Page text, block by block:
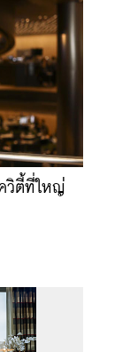
วิตี้ที่ใหญ่